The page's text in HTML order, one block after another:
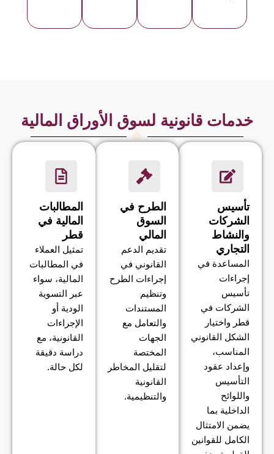
خدمات قانونية لسوق الأوراق المالية
تأسيس
الشركات
والنشاط
التجاري
المساعدة في
إجراءات
تأسيس
الشركات في
قطر واختيار
الشكل القانوني
المناسب،
وإعداد عقود
التأسيس
واللوائح
الداخلية بما
يضمن الامتثال
الكامل للقوانين
الطرح في
السوق
المالي
تقديم الدعم
القانوني في
إجراءات الطرح
وتنظيم
المستندات
والتعامل مع
الجهات
المختصة
لتقليل المخاطر
القانونية
والتنظيمية.
المطالبات
المالية في
قطر
تمثيل العملاء
في المطالبات
المالية، سواء
عبر التسوية
الودية أو
الإجراءات
القانونية، مع
دراسة دقيقة
لكل حالة.